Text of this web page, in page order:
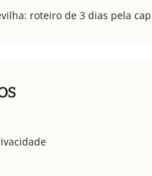
roteiro de 3 dias pela